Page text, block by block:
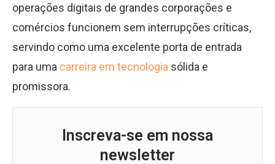
operações digitais de grandes corporações e
comércios funcionem sem interrupções críticas,
servindo como uma excelente porta de entrada
para uma carreira em tecnologia sólida e
promissora.
Inscreva-se em nossa
newsletter